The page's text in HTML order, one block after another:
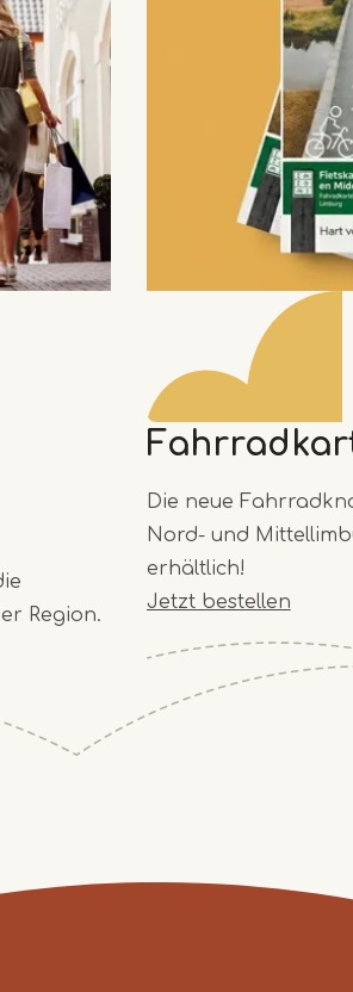
Region.
Die neue
Nord- und
erhältlich!
Jetzt bestellen